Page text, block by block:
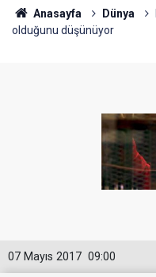
Anasayfa Dünya
olduğunu düşünüyor
09:00
07 Mayıs 2017